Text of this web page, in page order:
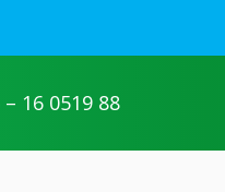
16 0519 88